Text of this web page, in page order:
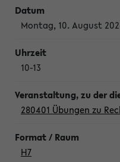
Montag, 10. August
10-13
280401 Übungen zu
H7